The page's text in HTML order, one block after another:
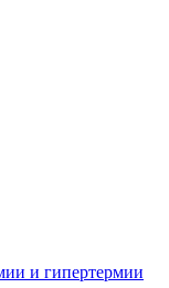
и гипертермии